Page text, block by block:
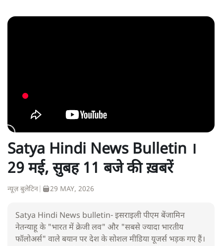
Satya Hindi News Bulletin ।
29 मई, सुबह 11 बजे की ख़बरें
न्यूज़ बुलेटिन 29 MAY, 2026
Satya Hindi News bulletin- इसराइली पीएम बेंजामिन
नेतन्याहू के "भारत में क्रेजी लव" और "सबसे ज्यादा भारतीय
फॉलोअर्स" वाले बयान पर देश के सोशल मीडिया यूजर्स भड़क गए हैं।